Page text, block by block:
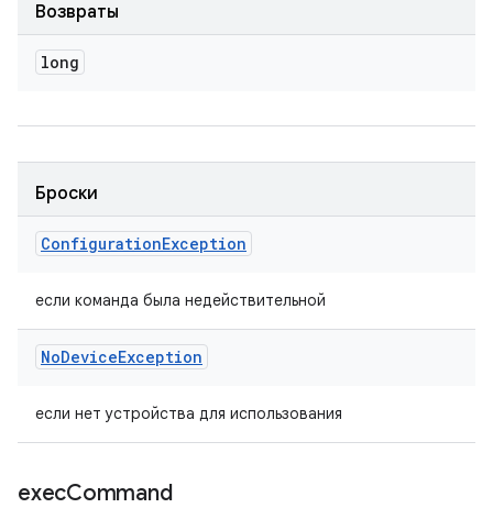
Возвраты
long
Броски
ConfigurationException
если команда была недействительной
NoDeviceException
если нет устройства для использования
execCommand